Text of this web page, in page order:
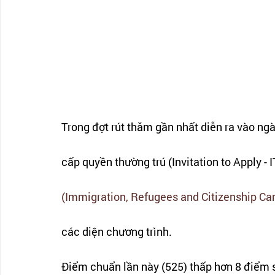
Trong đợt rút thăm gần nhất diễn ra vào
cấp quyền thường trú (Invitation to Apply -
(Immigration, Refugees and Citizenship
các diện chương trình.
Điểm chuẩn lần này (525) thấp hơn 8